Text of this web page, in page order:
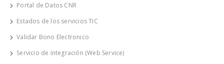
Portal de Datos CNR
Estados de los servicios TIC
Validar Bono Electronico
Servicio de integración (Web Service)